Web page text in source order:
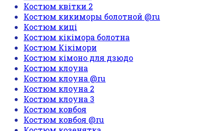
Костюм квітки 2
Костюм кикиморы болотной @ru
Костюм киці
Костюм кікімора болотна
Костюм Кікімори
Костюм кімоно для дзюдо
Костюм клоуна
Костюм клоуна @ru
Костюм клоуна 2
Костюм клоуна 3
Костюм ковбоя
Костюм ковбоя @ru